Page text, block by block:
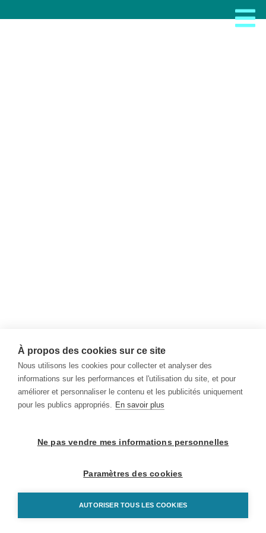
À propos des cookies sur ce site
Nous utilisons les cookies pour collecter et analyser des
informations sur les performances et l'utilisation du site, et pour
améliorer et personnaliser le contenu et les publicités uniquement
pour les publics appropriés. En savoir plus
Ne pas vendre mes informations personnelles
Paramètres des cookies
AUTORISER TOUS LES COOKIES